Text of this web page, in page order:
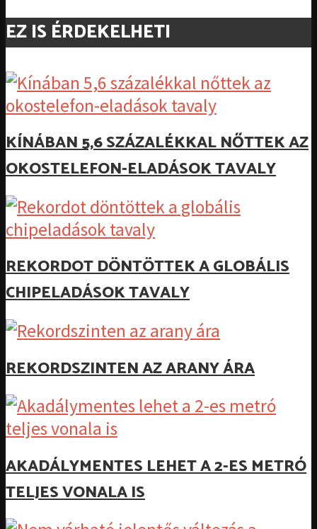
EZ IS ÉRDEKELHETI
KÍNÁBAN 5,6 SZÁZALÉKKAL NŐTTEK AZ
OKOSTELEFON-ELADÁSOK TAVALY
REKORDOT DÖNTÖTTEK A GLOBÁLIS
CHIPELADÁSOK TAVALY
REKORDSZINTEN AZ ARANY ÁRA
AKADÁLYMENTES LEHET A 2-ES METRÓ
TELJES VONALA IS